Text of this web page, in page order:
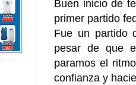
Buen inicio de
primer partido
Fue un partido
pesar de que
paramos el
confianza y